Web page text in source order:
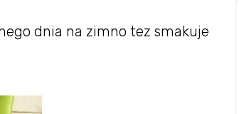
dnia na zimno tez smakuje